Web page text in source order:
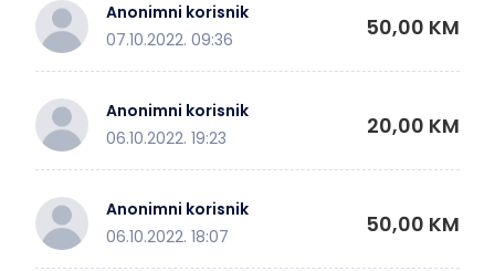
Anonimni korisnik
07.10.2022. 09:36
50,00 KM
Anonimni korisnik
06.10.2022. 19:23
20,00 KM
Anonimni korisnik
06.10.2022. 18:07
50,00 KM